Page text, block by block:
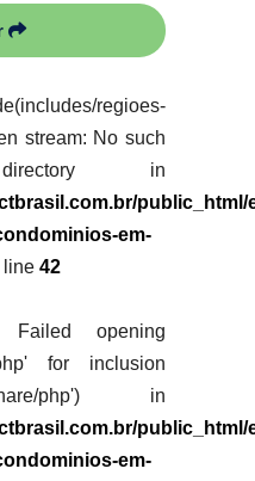
regioes-
stream: No such
in
public_html/
em-
42
Failed opening
for inclusion
share/php') in
public_html/
em-